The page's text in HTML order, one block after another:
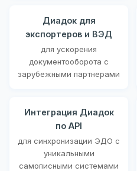
Диадок для
экспортеров и ВЭД
для ускорения
документооборота с
зарубежными партнерами
Интеграция Диадок
по API
для синхронизации ЭДО с
уникальными
самописными системами